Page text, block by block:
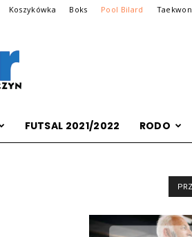
Koszykówka Boks Pool Bilard
FUTSAL 2021/2022 RODO